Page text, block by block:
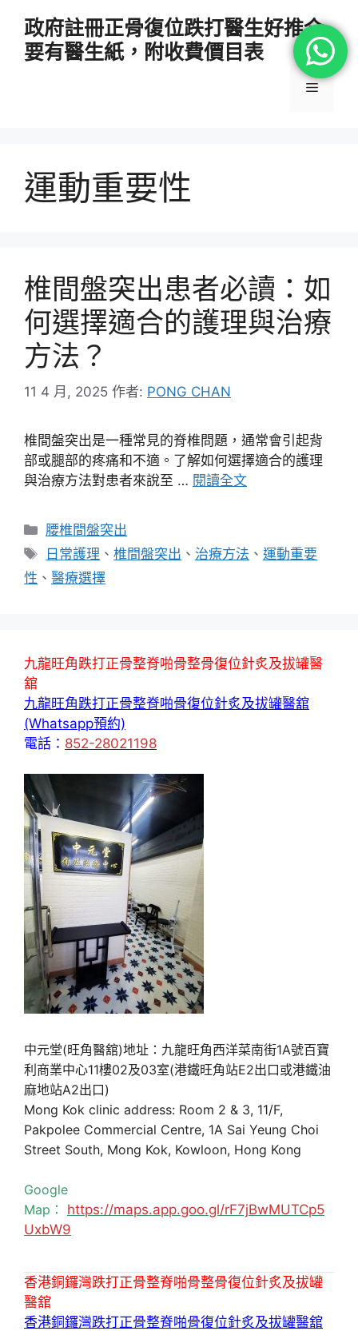
政府註冊正骨復位跌打醫生好推介
要有醫生紙，附收費價目表
選
運動重要性
椎間盤突出患者必讀：如
何選擇適合的護理與治療
方法？
11 4 月, 2025 作者: PONG CHAN
椎間盤突出是一種常見的脊椎問題，通常會引起背
部或腿部的疼痛和不適。了解如何選擇適合的護理
與治療方法對患者來說至 … 閱讀全文
分
類
腰椎間盤突出
標
籤
日常護理 、椎間盤突出 、 治療方法 、運動重要
性 、 醫療選擇
九龍旺角跌打正骨整脊啪骨整骨復位針炙及拔罐醫
舘
九龍旺角跌打正骨整脊啪骨復位針炙及拔罐醫舘
(Whatsapp預約)
電話： 852-28021198
中元堂(旺角醫舘)地址：九龍旺角西洋菜南街1A號百寶
利商業中心11樓02及03室(港鐵旺角站E2出口或港鐵油
麻地站A2出口)
Mong Kok clinic address: Room 2 & 3, 11/F,
Pakpolee Commercial Centre, 1A Sai Yeung Choi
Street South, Mong Kok, Kowloon, Hong Kong
Google
Map： https://maps.app.goo.gl/rF7jBwMUTCp5
UxbW9
香港銅鑼灣跌打正骨整脊啪骨整骨復位針炙及拔罐
醫舘
香港銅鑼灣跌打正骨整脊啪骨復位針炙及拔罐醫舘